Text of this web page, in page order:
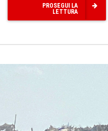
PROSEGUI LA
LETTURA